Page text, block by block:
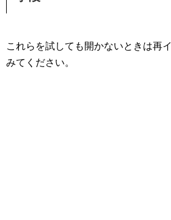
これらを試しても開かないときは再
みてください。